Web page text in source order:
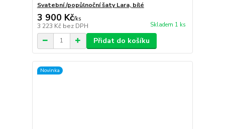
Svatební /popůlnoční šaty Lara, bílé
3 900 Kč/ks
3 223 Kč bez DPH Skladem 1 ks
Přidat do košíku
Novinka